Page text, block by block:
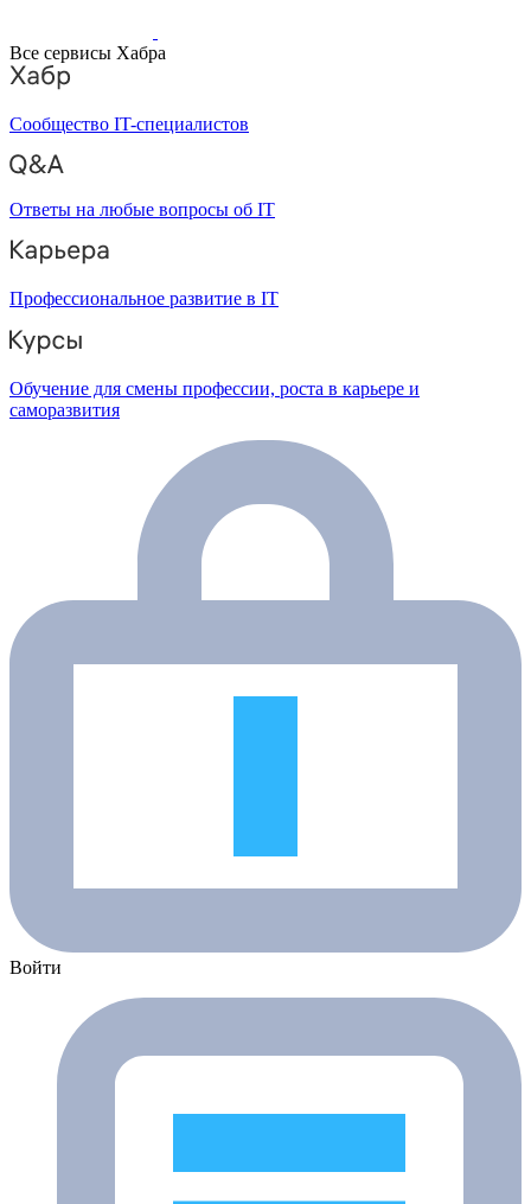
Все сервисы Хабра
Сообщество IT-специалистов
Ответы на любые вопросы об IT
Профессиональное развитие в IT
Обучение для смены профессии, роста в карьере и
саморазвития
Войти